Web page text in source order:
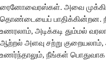
ரைனோவைரஸ்கள். அவை
தொண்டையைப் பாதிக்கின்றன.
உணரலாம், அடிக்கடி தும்மல்
ஆற்றல் அளவு சற்று குறையலாம்,
உணர்ந்தாலும், நீங்கள்